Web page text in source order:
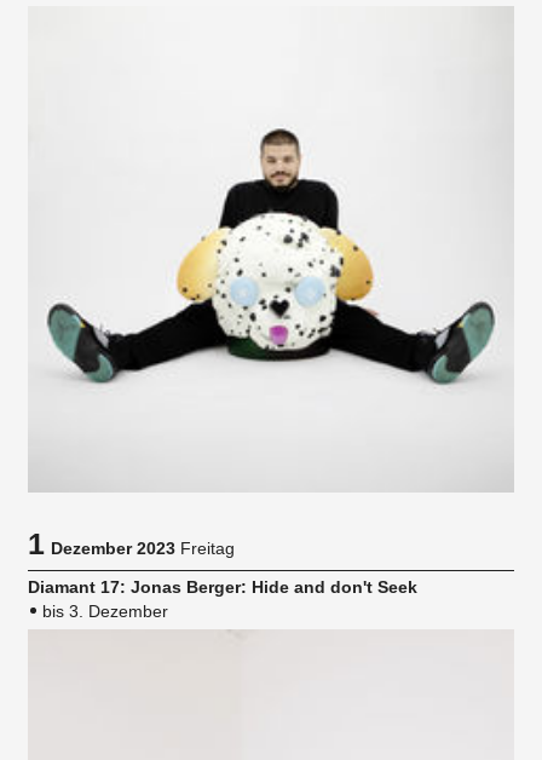
1Dezember 2023 Freitag
Diamant 17: Jonas Berger: Hide and don't Seek
bis 3. Dezember